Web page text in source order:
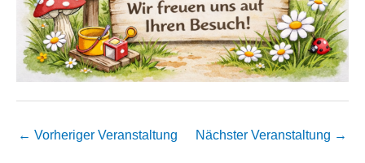
← Vorheriger Veranstaltung Nächster Veranstaltung →